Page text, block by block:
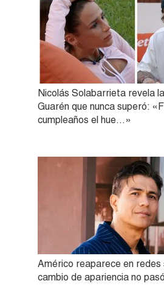
Nicolás Solabarrieta revela
Guarén que nunca superó:
cumpleaños el hue…»
Américo reaparece en redes
cambio de apariencia no